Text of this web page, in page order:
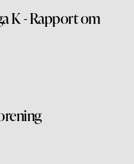
K - Rapport om